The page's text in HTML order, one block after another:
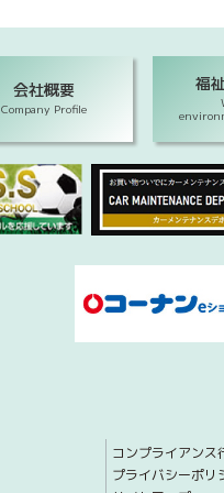
会社概要
Company Profile
福
コンプライアンス
プライバシーポリ